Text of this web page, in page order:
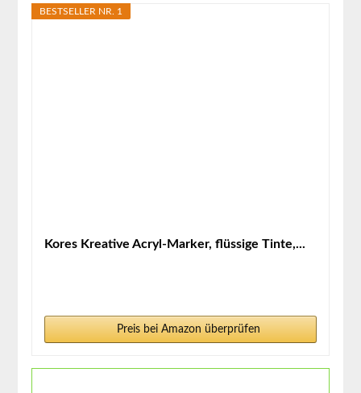
BESTSELLER NR. 1
Kores Kreative Acryl-Marker, flüssige Tinte,...
Preis bei Amazon überprüfen